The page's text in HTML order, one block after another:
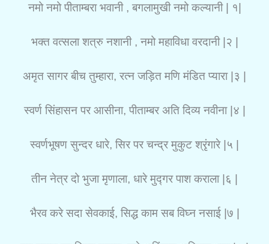
नमो नमो पीताम्बरा भवानी , बगलामुखी नमो कल्यानी | १|
भक्त वत्सला शत्रु नशानी , नमो महाविधा वरदानी |२ |
अमृत सागर बीच तुम्हारा, रत्न जड़ित मणि मंडित प्यारा |३ |
स्वर्ण सिंहासन पर आसीना, पीताम्बर अति दिव्य नवीना |४ |
स्वर्णभूषण सुन्दर धारे, सिर पर चन्द्र मुकुट श्रृंगारे |५ |
तीन नेत्र दो भुजा मृणाला, धारे मुद्गर पाश कराला |६ |
भैरव करे सदा सेवकाई, सिद्ध काम सब विघ्न नसाई |७ |